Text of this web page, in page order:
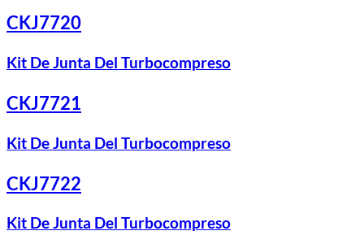
CKJ7720
Kit De Junta Del Turbocompreso
CKJ7721
Kit De Junta Del Turbocompreso
CKJ7722
Kit De Junta Del Turbocompreso